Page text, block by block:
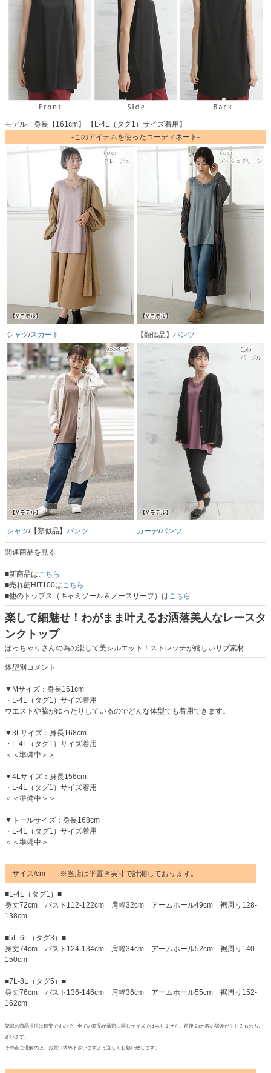
モデル 身長【161cm】 【L-4L（タグ1）サイズ着用】
-このアイテムを使ったコーディネート-
シャツ/スカート 【類似品】 パンツ
シャツ/【類似品】 パンツ カーデ/パンツ
関連商品を見る
■新商品はこちら
■売れ筋HIT100はこちら
■他のトップス（キャミソール＆ノースリーブ）はこちら
楽して細魅せ！わがまま叶えるお洒落美人なレースタ
ンクトップ
ぽっちゃりさんの為の楽して美シルエット！ストレッチが嬉しいリブ素材
体型別コメント
▼Mサイズ：身長161cm
・L-4L（タグ1）サイズ着用
ウエストや脇がゆったりしているのでどんな体型でも着用できます。
▼3Lサイズ：身長168cm
・L-4L（タグ1）サイズ着用
＜＜準備中＞＞
▼4Lサイズ：身長156cm
・L-4L（タグ1）サイズ着用
＜＜準備中＞＞
▼トールサイズ：身長168cm
・L-4L（タグ1）サイズ着用
＜＜準備中＞
サイズ/cm ※当店は平置き実寸で計測しております。
■L-4L（タグ1）■
身丈72cm バスト112-122cm 肩幅32cm アームホール49cm 裾周り128-
138cm
■5L-6L（タグ3）■
身丈74cm バスト124-134cm 肩幅34cm アームホール52cm 裾周り140-
150cm
■7L-8L（タグ5）■
身丈76cm バスト136-146cm 肩幅36cm アームホール55cm 裾周り152-
162cm
記載の商品寸法は目安ですので、全ての商品が厳密に同じサイズではありません。前後２cm程の誤差が生じるものもご
ざいます。
その点ご理解の上、お買い求め下さいますよう宜しくお願い致します。